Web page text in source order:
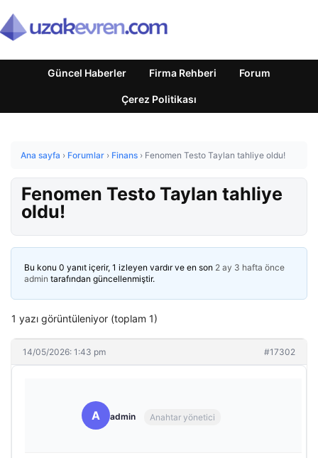
Güncel Haberler Firma Rehberi Forum
Çerez Politikası
Ana sayfa › Forumlar › Finans › Fenomen Testo Taylan tahliye oldu!
Fenomen Testo Taylan tahliye
oldu!
Bu konu 0 yanıt içerir, 1 izleyen vardır ve en son 2 ay 3 hafta önce
admin tarafından güncellenmiştir.
1 yazı görüntüleniyor (toplam 1)
14/05/2026: 1:43 pm #17302
A admin Anahtar yönetici